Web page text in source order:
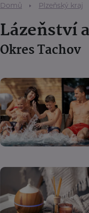
Domů Plzeňský kraj
Lázeňství
Okres Tachov